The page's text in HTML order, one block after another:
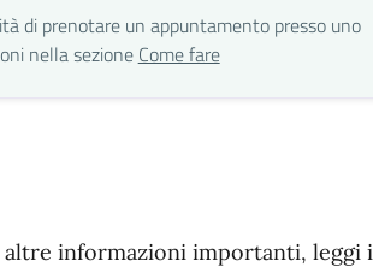
di prenotare un appuntamento presso uno
nella sezione Come fare
informazioni importanti, leggi i